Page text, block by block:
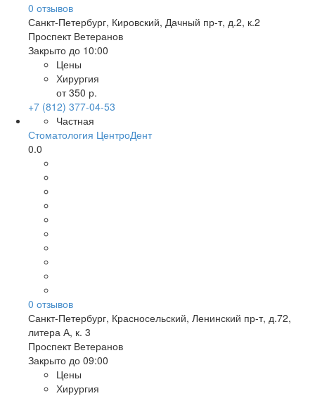
0 отзывов
Санкт-Петербург, Кировский, Дачный пр-т, д.2, к.2
Проспект Ветеранов
Закрыто до 10:00
Цены
Хирургия
от 350 р.
+7 (812) 377-04-53
Частная
Стоматология ЦентроДент
0.0
0 отзывов
Санкт-Петербург, Красносельский, Ленинский пр-т, д.72,
литера А, к. 3
Проспект Ветеранов
Закрыто до 09:00
Цены
Хирургия